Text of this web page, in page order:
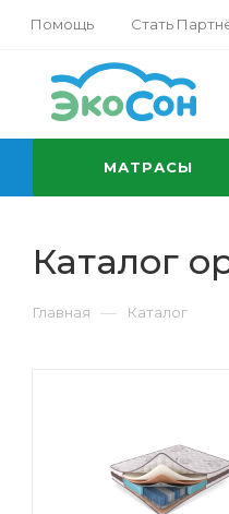
Помощь Стать
МАТРАСЫ
Каталог
Главная — Каталог